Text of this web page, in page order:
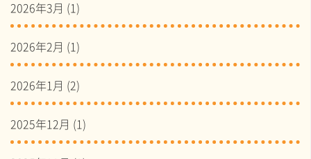
2026年3月 (1)
2026年2月 (1)
2026年1月 (2)
2025年12月 (1)